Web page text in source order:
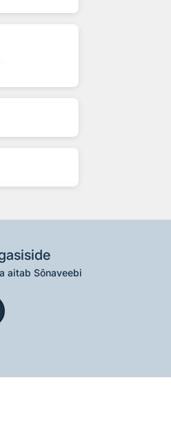
aitab Sõnaveebi